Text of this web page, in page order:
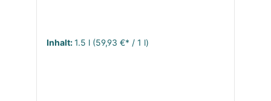
Inhalt:1.5 l (59,93 €* / 1 l)